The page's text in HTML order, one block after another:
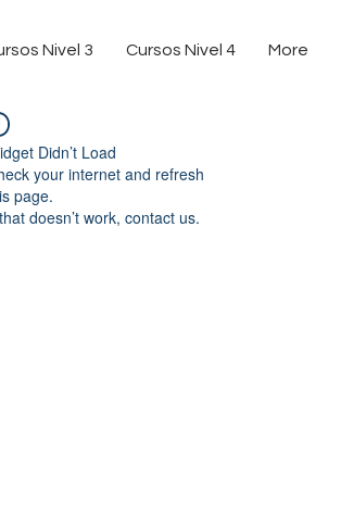
Nivel 3 Cursos Nivel 4 More
Didn’t Load
your internet and refresh
page.
doesn’t work, contact us.